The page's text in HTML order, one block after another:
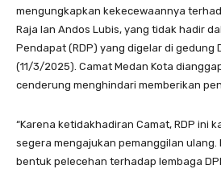
mengungkapkan kekecewaannya
Raja Ian Andos Lubis, yang tidak hadir
Pendapat (RDP) yang digelar di gedung
(11/3/2025). Camat Medan Kota
cenderung menghindari memberikan
“Karena ketidakhadiran Camat, RDP ini
segera mengajukan pemanggilan ulang.
bentuk pelecehan terhadap lembaga